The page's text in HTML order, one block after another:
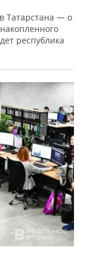
Татарстана — о
республика